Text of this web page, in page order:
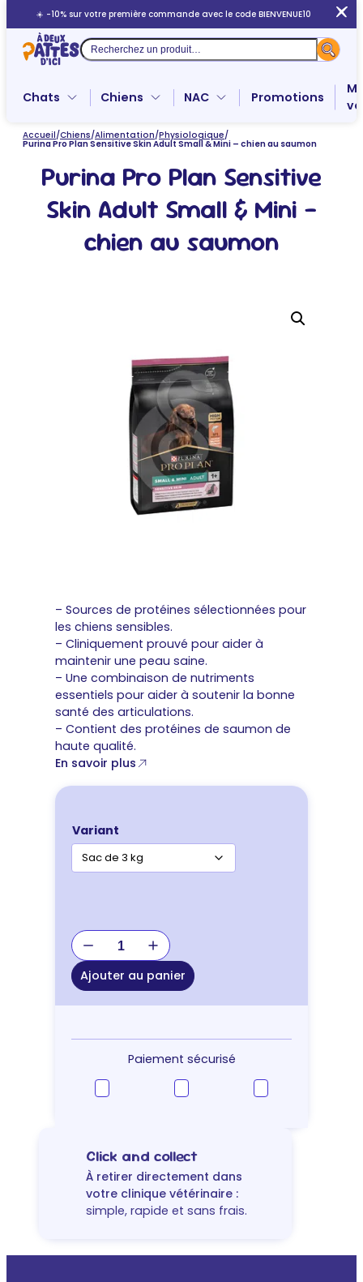
au
contenu
☀️ -10% sur votre première commande avec le code BIENVENUE10
Recherche
Chats Chiens NAC Promotions
Accueil/Chiens/Alimentation/Physiologique/
Purina Pro Plan Sensitive Skin Adult Small & Mini – chien au saumon
Purina Pro Plan Sensitive
Skin Adult Small & Mini –
chien au saumon
– Sources de protéines sélectionnées pour
les chiens sensibles.
– Cliniquement prouvé pour aider à
maintenir une peau saine.
– Une combinaison de nutriments
essentiels pour aider à soutenir la bonne
santé des articulations.
– Contient des protéines de saumon de
haute qualité.
En savoir plus
Variant
quantité
de
Purina
Pro
Plan
Skin
au
saumon
Ajouter au panier
Paiement sécurisé
Click and collect
À retirer directement dans
votre clinique vétérinaire :
simple, rapide et sans frais.